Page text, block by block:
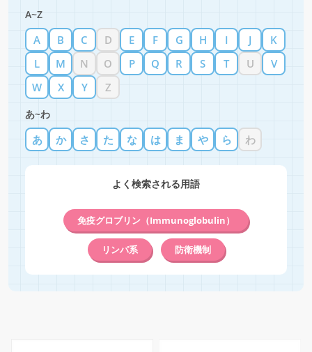
A~Z
A B C D E F G H I J
K
L
M N O P Q R S T U
V
W
X Y Z
あ~わ
あ か さ た な は ま や ら わ
よく検索される用語
免疫グロブリン（Immunoglobulin）
リンパ系 防衛機制